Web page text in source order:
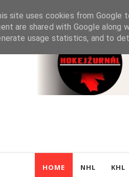
HOME NHL KHL
site uses cookies from Google
are shared with Google along
usage statistics, and to